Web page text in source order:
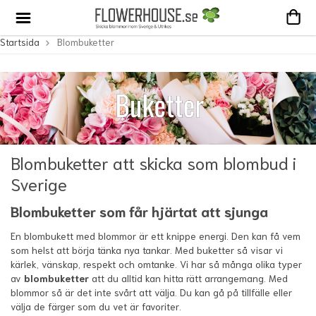
Startsida Blombuketter
Blombuketter att skicka som blombud i
Sverige
Blombuketter som får hjärtat att sjunga
En blombukett med blommor är ett knippe energi. Den kan få vem
som helst att börja tänka nya tankar. Med buketter så visar vi
kärlek, vänskap, respekt och omtanke. Vi har så många olika typer
av blombuketter att du alltid kan hitta rätt arrangemang. Med
blommor så är det inte svårt att välja. Du kan gå på tillfälle eller
välja de färger som du vet är favoriter.